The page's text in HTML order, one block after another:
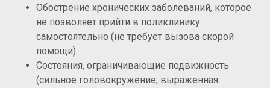
Обострение хронических заболеваний, которое
не позволяет прийти в поликлинику
самостоятельно (не требует вызова скорой
помощи).
Состояния, ограничивающие подвижность
(сильное головокружение, выраженная